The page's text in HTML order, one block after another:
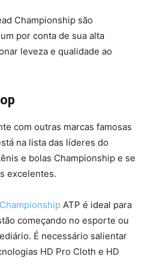
Championship são
por conta de sua alta
leveza e qualidade ao
com outras marcas famosas
na lista das líderes do
e bolas Championship e se
excelentes.
ATP é ideal para
começando no esporte ou
É necessário salientar
HD Pro Cloth e HD